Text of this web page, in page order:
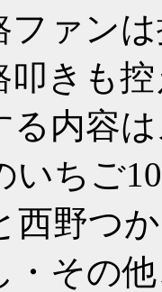
ファン
叩きも
る内容
いちご
西野つ
その